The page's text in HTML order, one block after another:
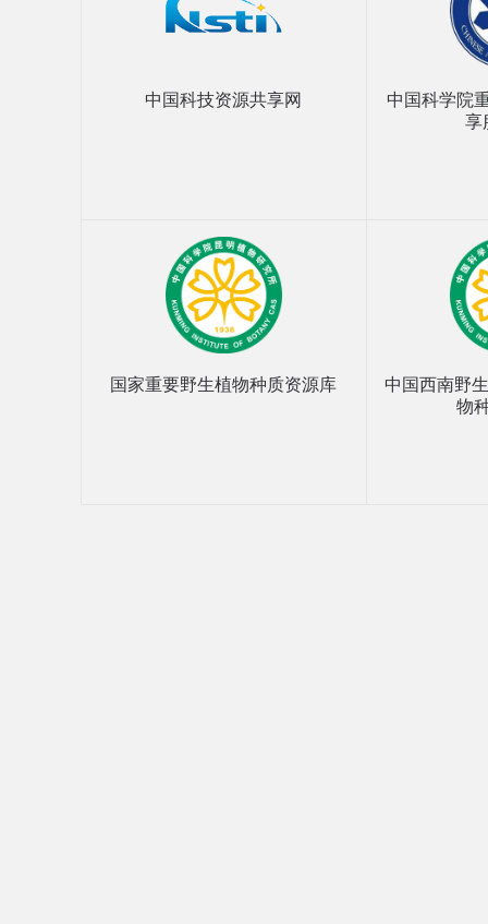
中国科技资源共享网
中国科学院
享
国家重要野生植物种质资源库
中国西南野
物